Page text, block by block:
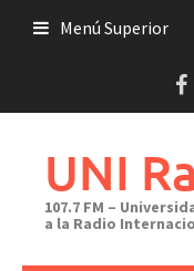
Menú Superior
UNI
107.7 FM –
a la Radio